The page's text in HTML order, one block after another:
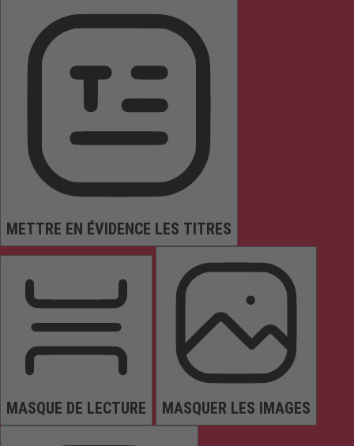
METTRE EN ÉVIDENCE LES TITRES
MASQUE DE LECTURE MASQUER LES IMAGES